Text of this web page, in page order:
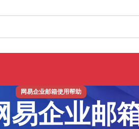
网易企业邮箱使用帮助
企业邮